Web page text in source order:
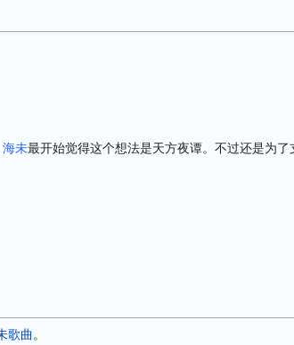
海未最开始觉得这个想法是天方夜谭。不过还是为了
歌曲。